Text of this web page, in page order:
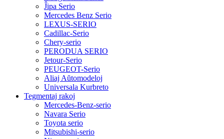
Ĵipa Serio
Mercedes Benz Serio
LEXUS-SERIO
Cadillac-Serio
Chery-serio
PERODUA SERIO
Jetour-Serio
PEUGEOT-Serio
Aliaj Aŭtomodeloj
Universala Kurbreto
Tegmentaj rakoj
Mercedes-Benz-serio
Navara Serio
Toyota serio
Mitsubishi-serio